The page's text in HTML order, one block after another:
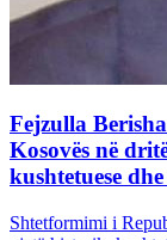
Fejzulla
Kosovës në
kushtetuese
Shtetformimi i